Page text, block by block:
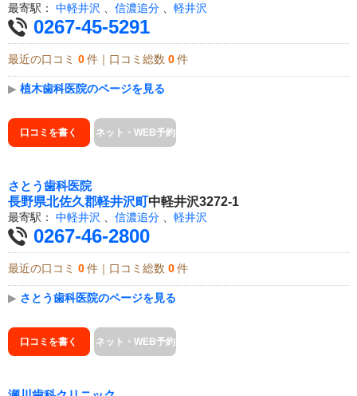
最寄駅： 中軽井沢 信濃追分 軽井沢
0267-45-5291
最近の口コミ 0 件｜口コミ総数 0 件
▶ 植木歯科医院のページを見る
口コミを書く ネット・WEB予約
さとう歯科医院
長野県北佐久郡軽井沢町中軽井沢3272-1
最寄駅： 中軽井沢 信濃追分 軽井沢
0267-46-2800
最近の口コミ 0 件｜口コミ総数 0 件
▶ さとう歯科医院のページを見る
口コミを書く ネット・WEB予約